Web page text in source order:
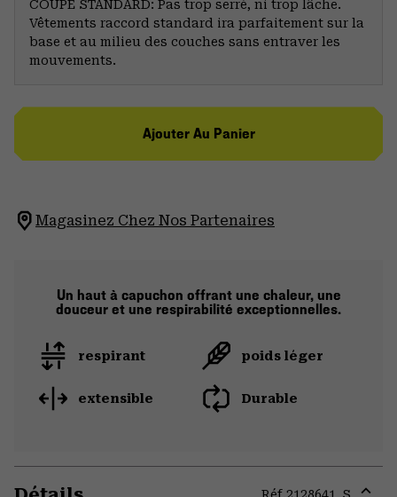
COUPE STANDARD: Pas trop serré, ni trop lâche.
Vêtements raccord standard ira parfaitement sur la
base et au milieu des couches sans entraver les
mouvements.
Ajouter Au Panier
Magasinez Chez Nos Partenaires
Un haut à capuchon offrant une chaleur, une
douceur et une respirabilité exceptionnelles.
respirant poids léger
extensible Durable